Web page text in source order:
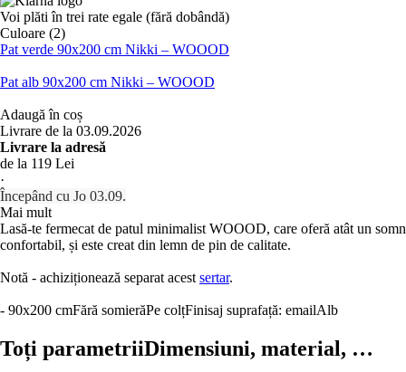
Voi plăti în trei rate egale (fără dobândă)
Culoare (2)
Pat verde 90x200 cm Nikki – WOOOD
Pat alb 90x200 cm Nikki – WOOOD
Adaugă în coș
Livrare de la 03.09.2026
Livrare la adresă
de la 119 Lei
·
Începând cu Jo 03.09.
Mai mult
Lasă-te fermecat de patul minimalist WOOOD, care oferă atât un somn
confortabil, și este creat din lemn de pin de calitate.
Notă - achiziționează separat acest sertar.
- 90x200 cmFără somierăPe colțFinisaj suprafață: emailAlb
Toți parametriiDimensiuni, material, …